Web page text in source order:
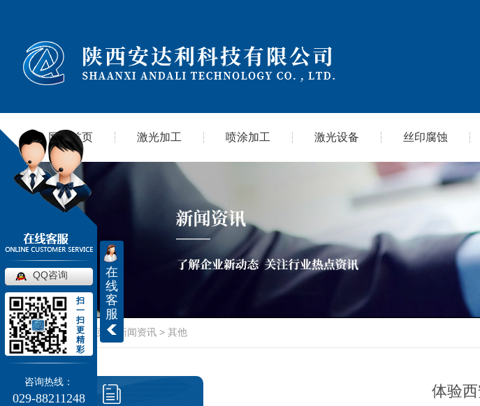
网站首页 激光加工 喷涂加工 激光设备 丝印腐蚀
当前位置： 首页 > 新闻资讯 > 其他
体验
在
线
客
服
QQ咨询
扫
一
扫
更
精
彩
咨询热线：
029-88211248